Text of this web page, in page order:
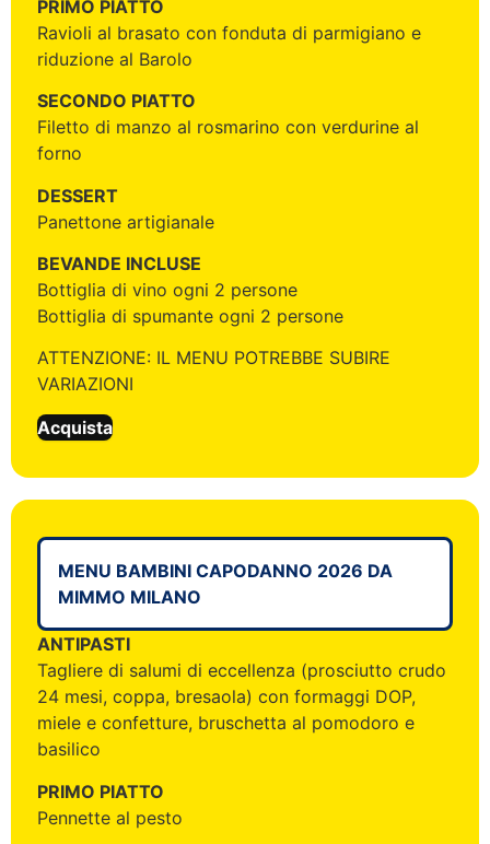
PRIMO PIATTO
Ravioli al brasato con fonduta di parmigiano e
riduzione al Barolo
SECONDO PIATTO
Filetto di manzo al rosmarino con verdurine al
forno
DESSERT
Panettone artigianale
BEVANDE INCLUSE
Bottiglia di vino ogni 2 persone
Bottiglia di spumante ogni 2 persone
ATTENZIONE: IL MENU POTREBBE SUBIRE
VARIAZIONI
Acquista
MENU BAMBINI CAPODANNO 2026 DA
MIMMO MILANO
ANTIPASTI
Tagliere di salumi di eccellenza (prosciutto crudo
24 mesi, coppa, bresaola) con formaggi DOP,
miele e confetture, bruschetta al pomodoro e
basilico
PRIMO PIATTO
Pennette al pesto